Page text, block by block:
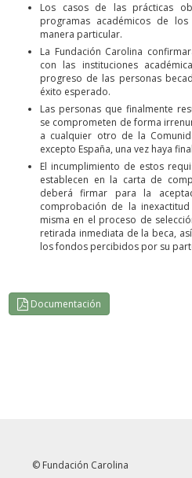
Los casos de las prácticas
programas académicos de
manera particular.
La Fundación Carolina
con las instituciones
progreso de las personas
éxito esperado.
Las personas que finalmente
se comprometen de forma
a cualquier otro de la
excepto España, una vez haya
El incumplimiento de estos
establecen en la carta de
deberá firmar para la
comprobación de la
misma en el proceso de
retirada inmediata de la beca,
los fondos percibidos por su
Documentación
© Fundación Carolina